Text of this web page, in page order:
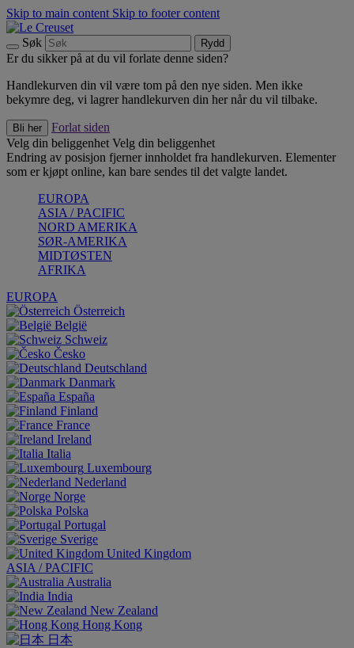
Skip to main content Skip to footer content
Søk Rydd
Er du sikker på at du vil forlate denne siden?
Handlekurven din vil være tom på den nye siden. Men ikke
bekymre deg, vi lagrer handlekurven din her når du vil tilbake.
Bli her
Forlat siden
Velg din beliggenhet Velg din beliggenhet
Endring av posisjon fjerner innholdet fra handlekurven. Elementer
som er kjøpt online, kan bare sendes til det valgte landet.
EUROPA
ASIA / PACIFIC
NORD AMERIKA
SØR-AMERIKA
MIDTØSTEN
AFRIKA
EUROPA
Österreich
België
Schweiz
Česko
Deutschland
Danmark
España
Finland
France
Ireland
Italia
Luxembourg
Nederland
Norge
Polska
Portugal
Sverige
United Kingdom
ASIA / PACIFIC
Australia
India
New Zealand
Hong Kong
日本